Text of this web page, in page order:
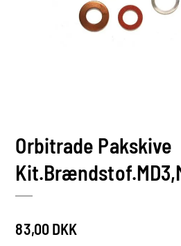
Orbitrade Pakskive
83,00 DKK